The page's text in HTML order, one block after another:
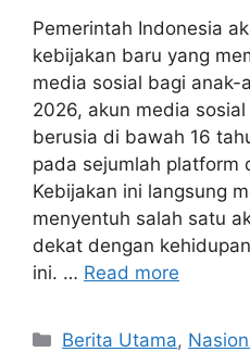
Pemerintah Indonesia
kebijakan baru yang
media sosial bagi anak-
2026, akun media
berusia di bawah 16
pada sejumlah platform
Kebijakan ini langsung
menyentuh salah satu
dekat dengan
ini. … Read more
C
Berita Utama,